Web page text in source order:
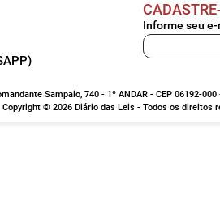
Informe seu
Sampaio, 740 - 1º ANDAR - CEP 06192-
Copyright © 2026 Diário das Leis - Todos os direitos